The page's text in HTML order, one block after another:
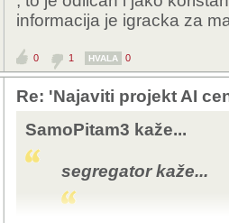
Da, po kvadratu.
Ako je to njegova
naplaćuju 4 eura?Ja
u većini lokacija na
Opve se o tome
zazivilo ima li taj
Sad te to odjednom
smisla samo ne znaš
informacija je igracka za
0 1 HVALA 0
Re: 'Najaviti projekt AI
SamoPitam3 kaže...
segregator kaže...